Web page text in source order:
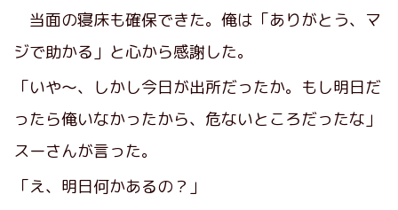
当面の寝床も確保できた。俺は「ありがとう、マ
ジで助かる」と心から感謝した。
「いや～、しかし今日が出所だったか。もし明日だ
ったら俺いなかったから、危ないところだったな」
スーさんが言った。
「え、明日何かあるの？」